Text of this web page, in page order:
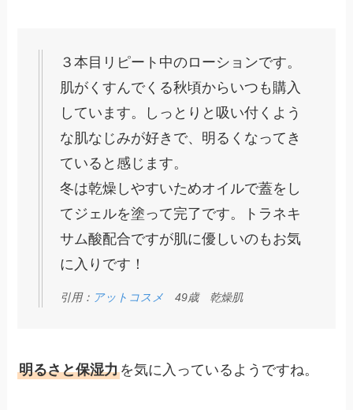
３本目リピート中のローションです。
肌がくすんでくる秋頃からいつも購入
しています。しっとりと吸い付くよう
な肌なじみが好きで、明るくなってき
ていると感じます。
冬は乾燥しやすいためオイルで蓋をし
てジェルを塗って完了です。トラネキ
サム酸配合ですが肌に優しいのもお気
に入りです！
引用： アットコスメ 49歳 乾燥肌
明るさと保湿力を気に入っているようですね。